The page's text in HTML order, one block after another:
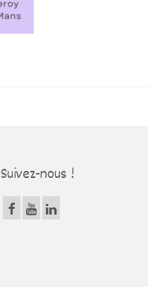
Suivez-nous !